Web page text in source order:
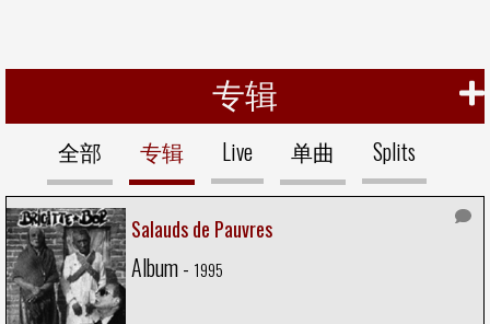
专辑
全部 专辑 Live 单曲 Splits
Salauds de Pauvres
Album - 1995